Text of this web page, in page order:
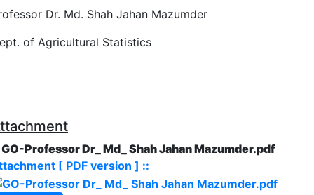
Dr. Md. Shah Jahan Mazumder
of Agricultural Statistics
GO-Professor Dr_ Md_ Shah Jahan Mazumder.pdf
[ PDF version ] ::